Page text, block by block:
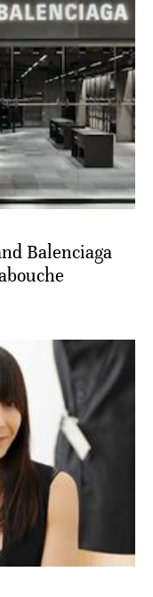
Balenciaga